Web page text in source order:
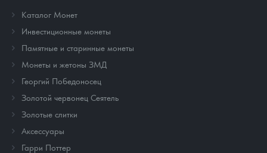
Каталог Монет
Инвестиционные монеты
Памятные и старинные монеты
Монеты и жетоны ЗМД
Георгий Победоносец
Золотой червонец Сеятель
Золотые слитки
Аксессуары
Гарри Поттер